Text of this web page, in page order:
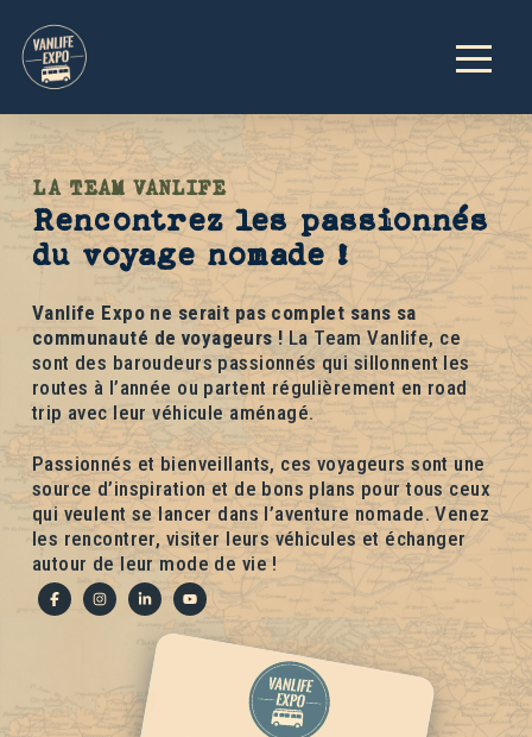
LA TEAM VANLIFE
Rencontrez les passionnés
du voyage nomade !
Vanlife Expo ne serait pas complet sans sa
communauté de voyageurs !La Team Vanlife, ce
sont des baroudeurs passionnés qui sillonnent les
routes à l’année ou partent régulièrement en road
trip avec leur véhicule aménagé.
Passionnés et bienveillants, ces voyageurs sont une
source d’inspiration et de bons plans pour tous ceux
qui veulent se lancer dans l’aventure nomade. Venez
les rencontrer, visiter leurs véhicules et échanger
autour de leur mode de vie !